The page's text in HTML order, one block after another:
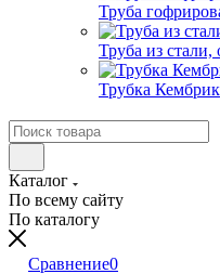
Труба
Труба из
Трубка Кембрик
Каталог
По всему сайту
По каталогу
Сравнение0